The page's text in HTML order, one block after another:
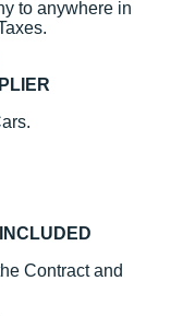
to anywhere in
Contract and